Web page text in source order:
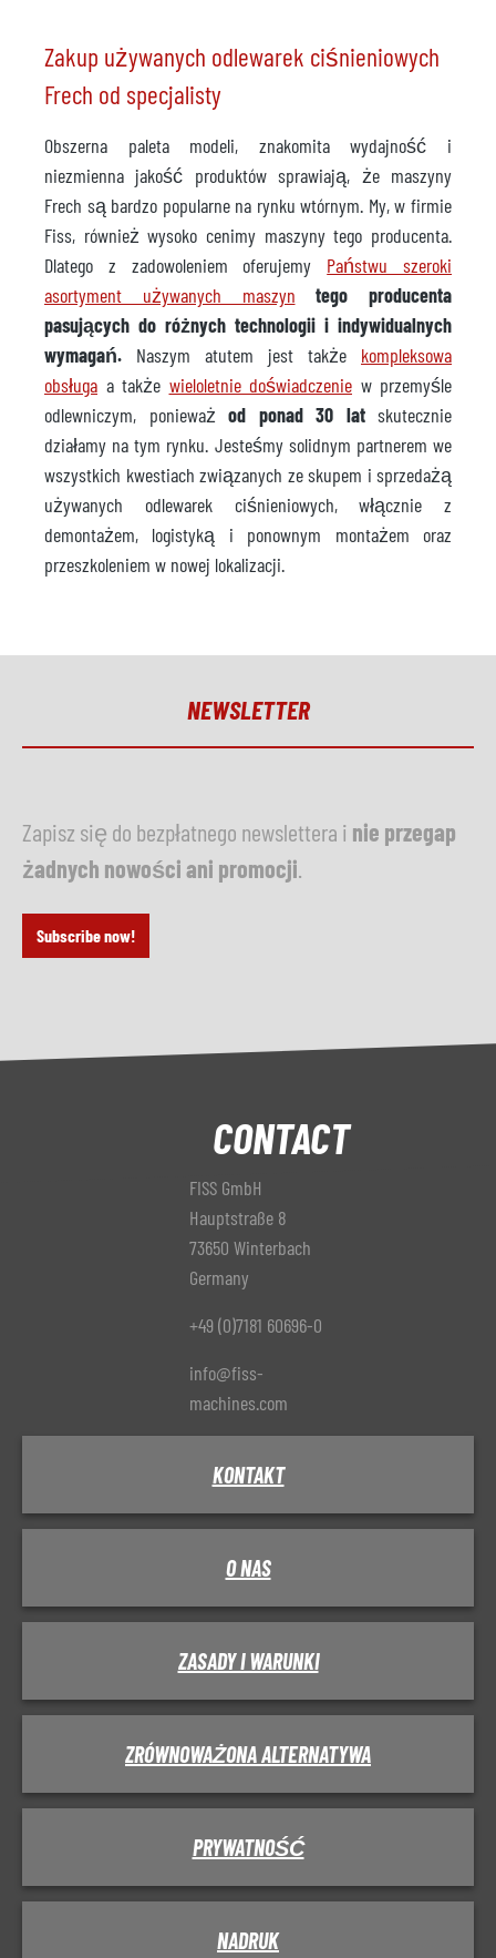
Zakup używanych odlewarek ciśnieniowych
Frech od specjalisty
Obszerna paleta modeli, znakomita wydajność i
niezmienna jakość produktów sprawiają, że maszyny
Frech są bardzo popularne na rynku wtórnym. My, w firmie
Fiss, również wysoko cenimy maszyny tego producenta.
Dlatego z zadowoleniem oferujemy Państwu szeroki
asortyment używanych maszyn
tego producenta
pasujących do różnych technologii i indywidualnych
wymagań. Naszym atutem jest także kompleksowa
obsługa a także wieloletnie doświadczenie w przemyśle
odlewniczym, ponieważ od ponad 30 latskutecznie
działamy na tym rynku. Jesteśmy solidnym partnerem we
wszystkich kwestiach związanych ze skupem i sprzedażą
używanych odlewarek ciśnieniowych, włącznie z
demontażem, logistyką i ponownym montażem oraz
przeszkoleniem w nowej lokalizacji.
NEWSLETTER
Zapisz się do bezpłatnego newslettera i nie przegap
żadnych nowości ani promocji
Subscribe now!
CONTACT
FISS GmbH
Hauptstraße 8
73650 Winterbach
Germany
+49 (0)7181 60696-0
info@fiss-
machines.com
KONTAKT
O NAS
ZASADY I WARUNKI
ZRÓWNOWAŻONA ALTERNATYWA
PRYWATNOŚĆ
NADRUK